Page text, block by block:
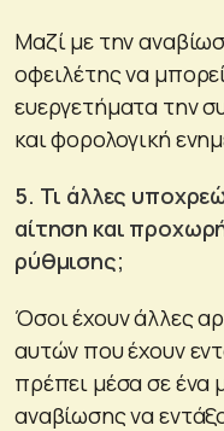
Μαζί με την
οφειλέτης να
ευεργετήματα την
και φορολογική
5. Τι άλλες
αίτηση και
ρύθμισης;
Όσοι έχουν άλλες
αυτών που έχουν
πρέπει μέσα σε ένα
αναβίωσης να